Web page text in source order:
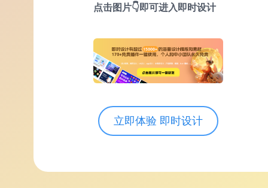
点击图片👇即可进入即时设计
立即体验 即时设计